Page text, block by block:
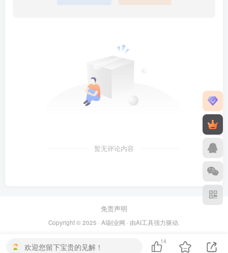
暂无评论内容
免责声明
Copyright © 2025 · AI副业网 · 由AI工具强力驱动.
欢迎您留下宝贵的见解！
14